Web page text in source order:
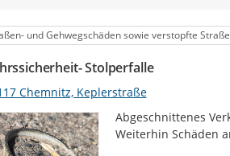
und Gehwegschäden sowie verstopfte
Stolperfalle
Chemnitz, Keplerstraße
Abgeschnittenes
Weiterhin Schäden